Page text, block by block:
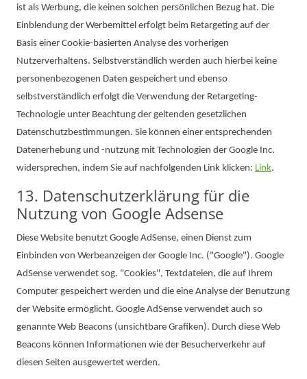
ist als Werbung, die keinen solchen persönlichen Bezug hat. Die
Einblendung der Werbemittel erfolgt beim Retargeting auf der
Basis einer Cookie-basierten Analyse des vorherigen
Nutzerverhaltens. Selbstverständlich werden auch hierbei keine
personenbezogenen Daten gespeichert und ebenso
selbstverständlich erfolgt die Verwendung der Retargeting-
Technologie unter Beachtung der geltenden gesetzlichen
Datenschutzbestimmungen. Sie können einer entsprechenden
Datenerhebung und -nutzung mit Technologien der Google Inc.
widersprechen, indem Sie auf nachfolgenden Link klicken: Link.
13. Datenschutzerklärung für die
Nutzung von Google Adsense
Diese Website benutzt Google AdSense, einen Dienst zum
Einbinden von Werbeanzeigen der Google Inc. ("Google"). Google
AdSense verwendet sog. "Cookies", Textdateien, die auf Ihrem
Computer gespeichert werden und die eine Analyse der Benutzung
der Website ermöglicht. Google AdSense verwendet auch so
genannte Web Beacons (unsichtbare Grafiken). Durch diese Web
Beacons können Informationen wie der Besucherverkehr auf
diesen Seiten ausgewertet werden.